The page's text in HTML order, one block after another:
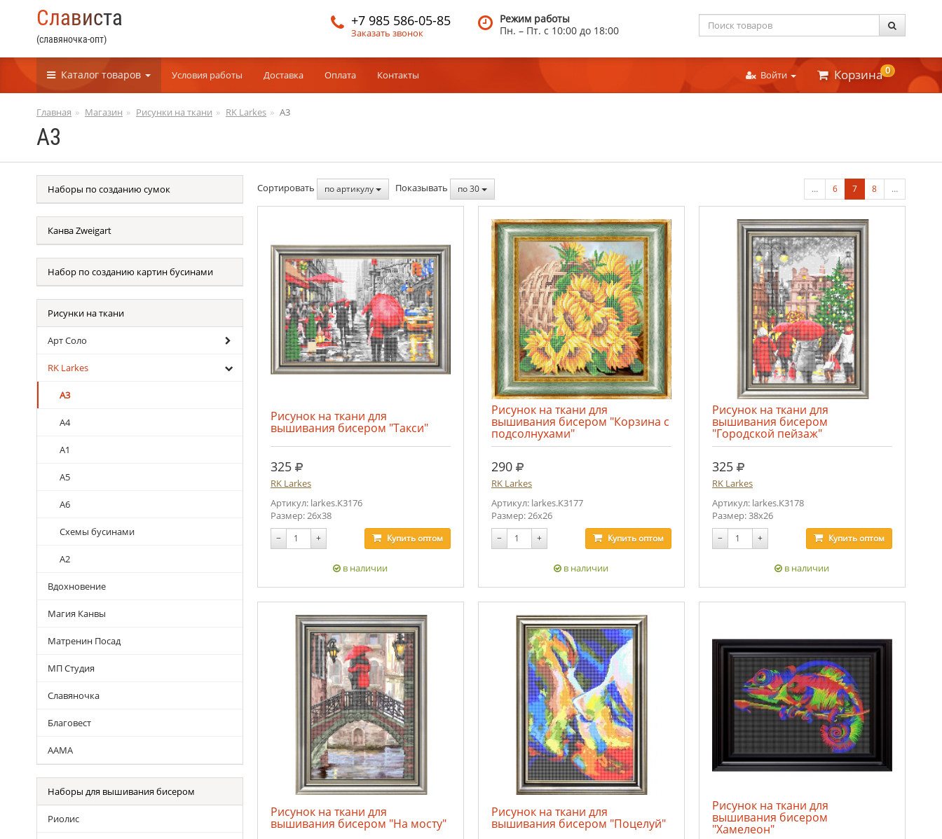
Слависта
(славяночка-опт)
+7 985 586-05-85
Заказать звонок
Режим работы
Пн. – Пт. c 10:00 до 18:00
Каталог товаров Войти Корзина0
Условия работы Доставка Оплата Контакты
Главная Магазин Рисунки на ткани RK Larkes А3
А3
Наборы по созданию сумок
Канва Zweigart
Набор по созданию картин бусинами
Рисунки на ткани
Арт Соло
RK Larkes
А3
А4
А1
А5
А6
Схемы бусинами
А2
Вдохновение
Магия Канвы
Матренин Посад
МП Студия
Славяночка
Благовест
ААМА
Наборы для вышивания бисером
Риолис
Сортировать по артикулу Показывать по 30 … 6 7 8 …
Рисунок на ткани для
вышивания бисером "Такси"
325 руб.
RK Larkes
Артикул: larkes.К3176
Размер: 26х38
− + Купитьоптом
в наличии
Рисунок на ткани для
вышивания бисером "Корзина с
подсолнухами"
290 руб.
RK Larkes
Артикул: larkes.К3177
Размер: 26х26
− + Купитьоптом
в наличии
Рисунок на ткани для
вышивания бисером
"Городской пейзаж"
325 руб.
RK Larkes
Артикул: larkes.К3178
Размер: 38х26
− + Купитьоптом
в наличии
Рисунок на ткани для
вышивания бисером "На мосту"
Рисунок на ткани для
вышивания бисером "Поцелуй"
Рисунок на ткани для
вышивания бисером
"Хамелеон"